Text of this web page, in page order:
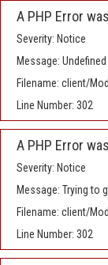
A PHP Error
Severity: Notice
Message:
Filename: client/
Line Number: 302
A PHP Error
Severity: Notice
Message: Trying to
Filename: client/
Line Number: 302